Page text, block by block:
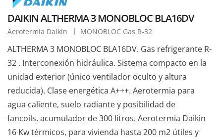
DAIKIN ALTHERMA 3 MONOBLOC BLA16DV
Aerotermia Daikin MONOBLOC Gas R-32
ALTHERMA 3 MONOBLOC BLA16DV. Gas refrigerante R-
32 . Interconexión hidráulica. Sistema compacto en la
unidad exterior (único ventilador oculto y altura
reducida). Clase energética A+++. Aerotermia para
agua caliente, suelo radiante y posibilidad de
fancoils. acumulador de 300 litros. Aerotermia Daikin
16 Kw térmicos, para vivienda hasta 200 m2 útiles y